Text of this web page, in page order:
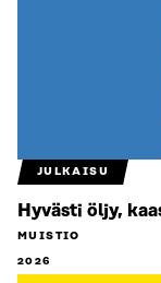
JULKAISU
Hyvästi öljy,
MUISTIO
2026